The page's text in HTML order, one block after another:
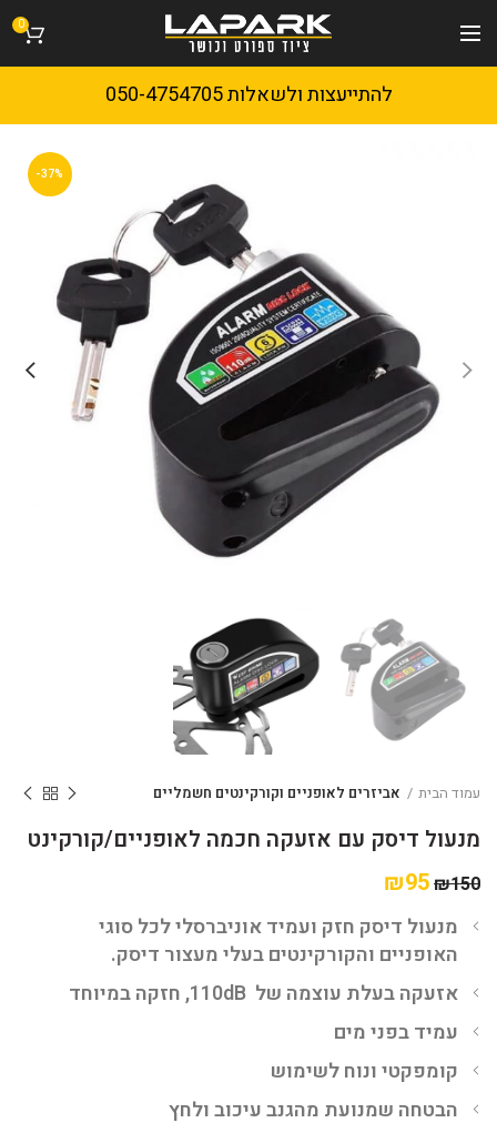
0
להתייעצות ולשאלות 050-4754705
-37%
עמוד הבית אביזרים לאופניים וקורקינטים חשמליים
מנעול דיסק עם אזעקה חכמה לאופניים/קורקינט
₪150
₪95
מנעול דיסק חזק ועמיד אוניברסלי לכל סוגי
האופניים והקורקינטים בעלי מעצור דיסק.
אזעקה בעלת עוצמה של 110dB, חזקה במיוחד
עמיד בפני מים
קומפקטי ונוח לשימוש
הבטחה שמנועת מהגנב עיכוב ולחץ